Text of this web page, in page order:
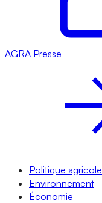
AGRA Presse
Politique agricole
Environnement
Économie